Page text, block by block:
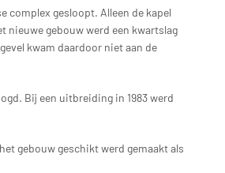
complex gesloopt. Alleen de kapel
nieuwe gebouw werd een kwartslag
kwam daardoor niet aan de
Bij een uitbreiding in 1983 werd
gebouw geschikt werd gemaakt als